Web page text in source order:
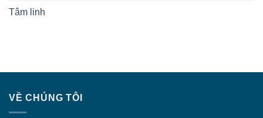
Tâm linh
VỀ CHÚNG TÔI